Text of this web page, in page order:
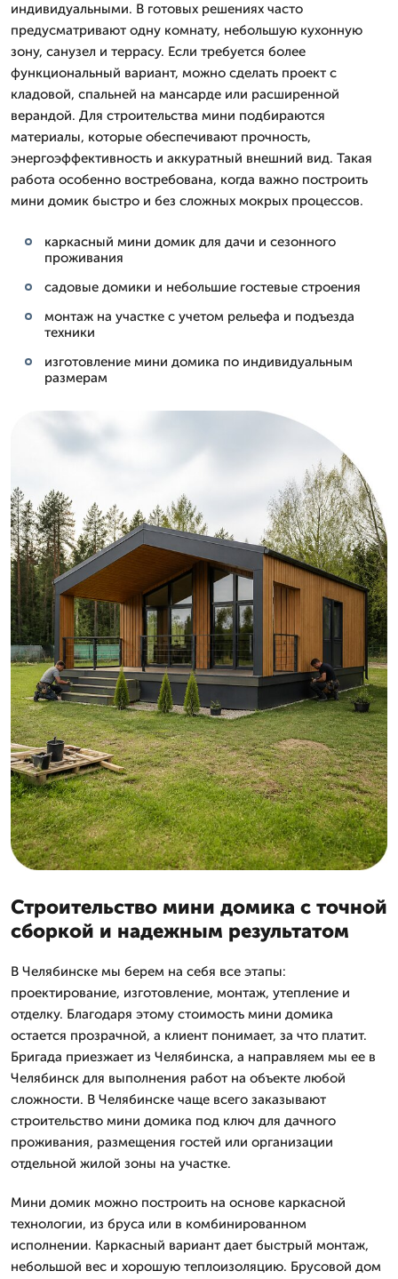
индивидуальными. В готовых решениях часто
предусматривают одну комнату, небольшую кухонную
зону, санузел и террасу. Если требуется более
функциональный вариант, можно сделать проект с
кладовой, спальней на мансарде или расширенной
верандой. Для строительства мини подбираются
материалы, которые обеспечивают прочность,
энергоэффективность и аккуратный внешний вид. Такая
работа особенно востребована, когда важно построить
мини домик быстро и без сложных мокрых процессов.
каркасный мини домик для дачи и сезонного
проживания
садовые домики и небольшие гостевые строения
монтаж на участке с учетом рельефа и подъезда
техники
изготовление мини домика по индивидуальным
размерам
Строительство мини домика с точной
сборкой и надежным результатом
В Челябинске мы берем на себя все этапы:
проектирование, изготовление, монтаж, утепление и
отделку. Благодаря этому стоимость мини домика
остается прозрачной, а клиент понимает, за что платит.
Бригада приезжает из Челябинска, а направляем мы ее в
Челябинск для выполнения работ на объекте любой
сложности. В Челябинске чаще всего заказывают
строительство мини домика под ключ для дачного
проживания, размещения гостей или организации
отдельной жилой зоны на участке.
Мини домик можно построить на основе каркасной
технологии, из бруса или в комбинированном
исполнении. Каркасный вариант дает быстрый монтаж,
небольшой вес и хорошую теплоизоляцию. Брусовой дом